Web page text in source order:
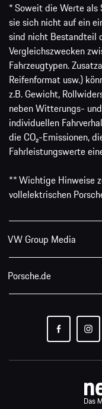
* Soweit die Werte als
sie sich nicht auf ein
sind nicht Bestandteil
Vergleichszwecken
Fahrzeugtypen.
Reifenformat usw.)
z.B. Gewicht,
neben Witterungs-
individuellen
die CO₂-Emissionen,
Fahrleistungswerte
** Wichtige Hinweise
vollelektrischen
VW Group Media
Porsche.de